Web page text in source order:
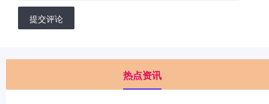
提交评论
热点资讯